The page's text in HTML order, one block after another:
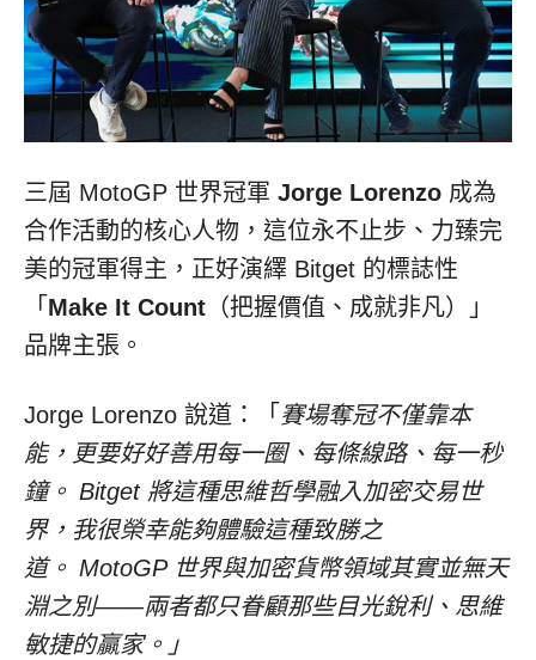
三屆 MotoGP 世界冠軍 Jorge Lorenzo 成為
合作活動的核心人物，這位永不止步、力臻完
美的冠軍得主，正好演繹 Bitget 的標誌性
「 Make It Count （把握價值、成就非凡）」
品牌主張。
Jorge Lorenzo 說道：「 賽場奪冠不僅靠本
能，更要好好善用每一圈、每條線路、每一秒
鐘。 Bitget 將這種思維哲學融入加密交易世
界，我很榮幸能夠體驗這種致勝之
道。 MotoGP 世界與加密貨幣領域其實並無天
淵之別——兩者都只眷顧那些目光銳利、思維
敏捷的贏家。」